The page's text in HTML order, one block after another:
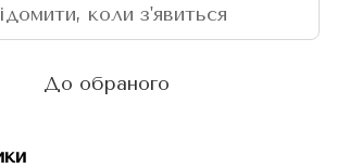
коли з'явиться
До обраного